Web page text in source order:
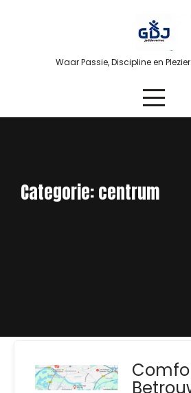
Waar Passie, Discipline en
Categorie:centrum